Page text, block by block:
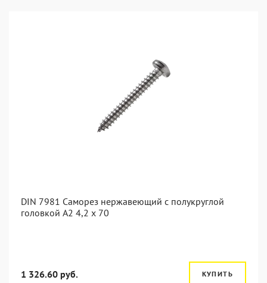
DIN 7981 Саморез нержавеющий с полукруглой
головкой А2 4,2 x 70
1 326.60 руб. КУПИТЬ